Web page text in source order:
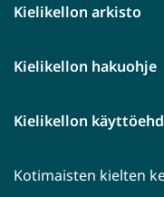
Kielikellon arkisto
Kielikellon hakuohje
Kielikellon
Kotimaisten kielten